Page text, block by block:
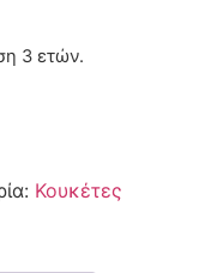
3 ετών.
Κουκέτες